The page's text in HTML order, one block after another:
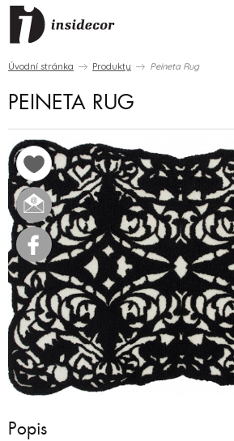
Úvodní stránka Produkty Peineta Rug
PEINETA RUG
Popis